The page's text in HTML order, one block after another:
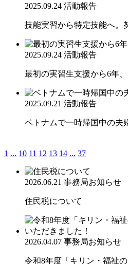
2025.09.24 活動報告
技能実習から特定技能へ。
2025.09.24 活動報告
最初の実習生支援から6年
2025.09.21 活動報告
ベトナムで一時帰国中の夫
1 ... 10 11 12 13 14 ... 37
2026.06.21 事務局お知らせ
住民税について
2026.04.07 事務局お知らせ
令和8年度「キリン・福祉